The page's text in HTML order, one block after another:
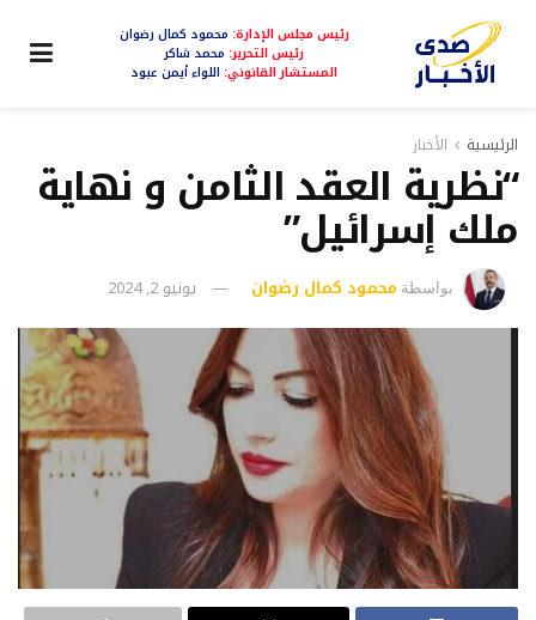
رئيس مجلس الإدارة: محمود كمال رضوان
رئيس التحرير: محمد شاكر
المستشار القانوني: اللواء أيمن عبود
الرئيسية الأخبار
“نظرية العقد الثامن و نهاية
ملك إسرائيل”
بواسطة محمود كمال رضوان يونيو 2, 2024